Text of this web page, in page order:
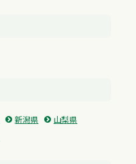
新潟県
山梨県